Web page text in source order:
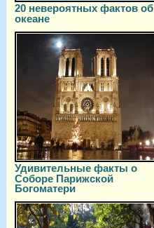
20 невероятных фактов об
океане
Удивительные факты о
Соборе Парижской
Богоматери